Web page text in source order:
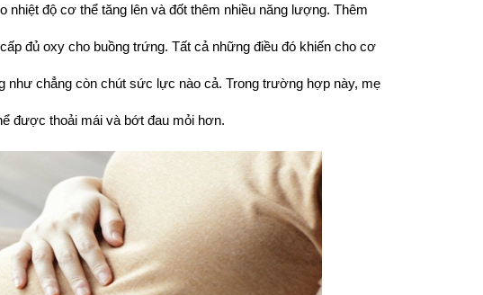
độ cơ thể tăng lên và đốt thêm nhiều năng lượng. Thêm
đủ oxy cho buồng trứng. Tất cả những điều đó khiến cho cơ
chẳng còn chút sức lực nào cả. Trong trường hợp này, mẹ
được thoải mái và bớt đau mỏi hơn.